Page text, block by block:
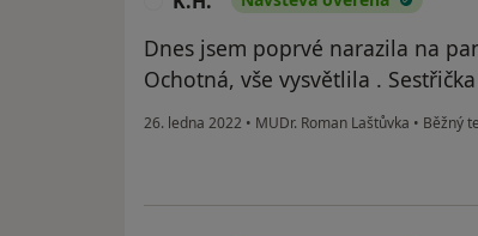
Dnes jsem poprvé narazila na
Ochotná, vše vysvětlila .
26. ledna 2022 • MUDr. Roman Laštůvka • Běžný